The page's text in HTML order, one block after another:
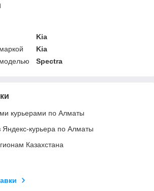
Kia
Kia
Spectra
курьерами по Алматы
Яндекс-курьера по Алматы
Казахстана